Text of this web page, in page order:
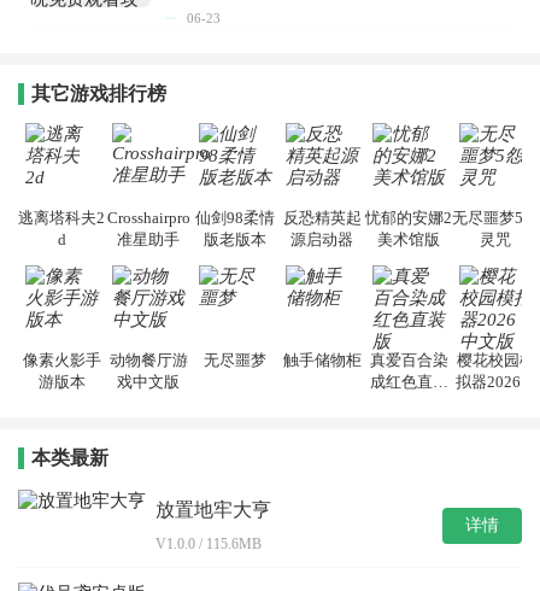
06-23
其它游戏排行榜
逃离塔科夫2
d
Crosshairpro
准星助手
仙剑98柔情
版老版本
反恐精英起
源启动器
忧郁的安娜2
美术馆版
无尽噩梦5怨
灵咒
像素火影手
游版本
动物餐厅游
戏中文版
无尽噩梦 触手储物柜 真爱百合染
成红色直装
樱花校园模
拟器2026中
本类最新
放置地牢大亨
V1.0.0 / 115.6MB
详情